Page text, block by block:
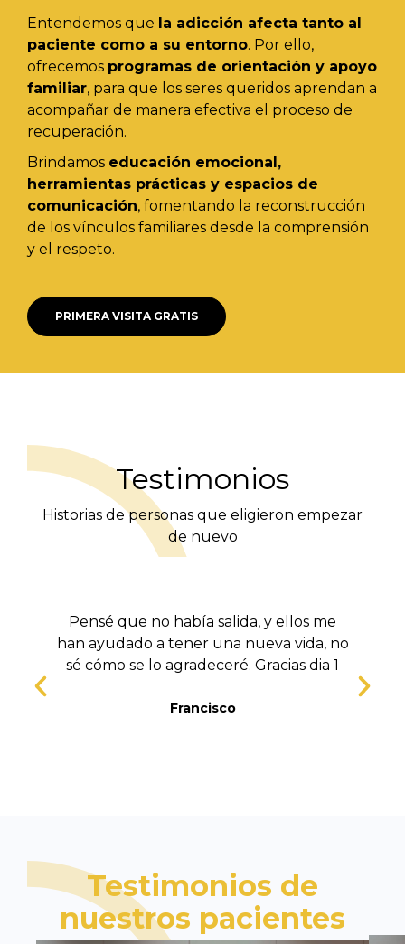
Entendemos que la adicción afecta tanto al
paciente como a su entorno. Por ello,
ofrecemos programas de orientación y apoyo
familiar, para que los seres queridos aprendan a
acompañar de manera efectiva el proceso de
recuperación.
Brindamos educación emocional,
herramientas prácticas y espacios de
comunicación, fomentando la reconstrucción
de los vínculos familiares desde la comprensión
y el respeto.
PRIMERA VISITA GRATIS
Testimonios
Historias de personas que eligieron empezar
de nuevo
Pensé que no había salida, y ellos me
han ayudado a tener una nueva vida, no
sé cómo se lo agradeceré. Gracias dia 1
Francisco
Testimonios de
nuestros pacientes